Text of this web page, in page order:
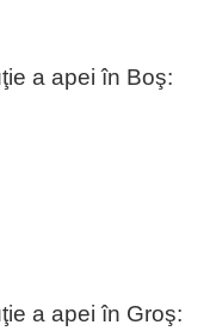
a apei în Boş:
a apei în Groş: